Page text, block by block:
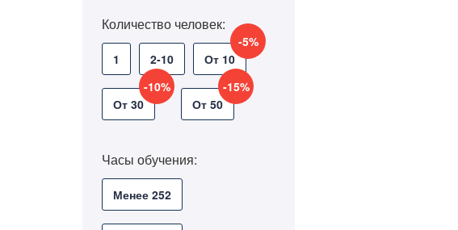
Количество человек:
1 2-10 От 10
-5%
От 30
-10%
От 50
-15%
Часы обучения:
Менее 252